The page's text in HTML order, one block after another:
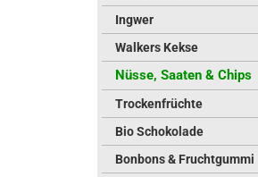
Ingwer
Walkers Kekse
Nüsse, Saaten & Chips
Trockenfrüchte
Bio Schokolade
Bonbons & Fruchtgummi